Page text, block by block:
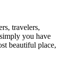
travelers,
you have
beautiful place,